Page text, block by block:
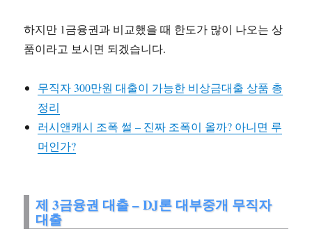
하지만 1금융권과 비교했을 때 한도가 많이 나오는 상
품이라고 보시면 되겠습니다.
무직자 300만원 대출이 가능한 비상금대출 상품 총
정리
러시앤캐시 조폭 썰 – 진짜 조폭이 올까? 아니면 루
머인가?
제 3금융권 대출 – DJ론 대부중개 무직자
대출